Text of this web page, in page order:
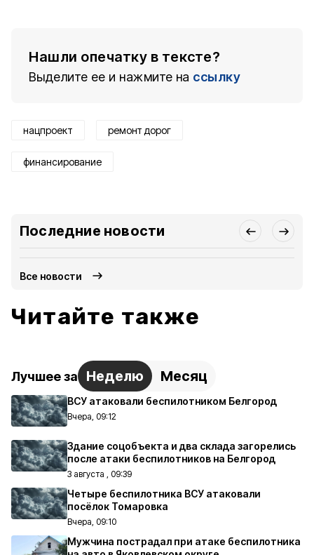
Нашли опечатку в тексте?
Выделите ее и нажмите на ссылку
нацпроект ремонт дорог
финансирование
Последние новости
Все новости
Читайте также
Лучшее за Неделю Месяц
ВСУ атаковали беспилотником Белгород
Вчера, 09:12
Здание соцобъекта и два склада загорелись
после атаки беспилотников на Белгород
3 августа , 09:39
Четыре беспилотника ВСУ атаковали
посёлок Томаровка
Вчера, 09:10
Мужчина пострадал при атаке беспилотника